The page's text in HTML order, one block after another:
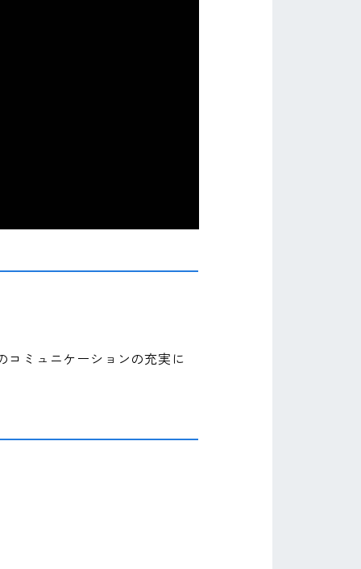
コミュニケーションの充実に